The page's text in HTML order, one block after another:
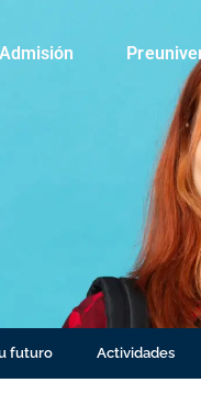
Admisión
futuro Actividades